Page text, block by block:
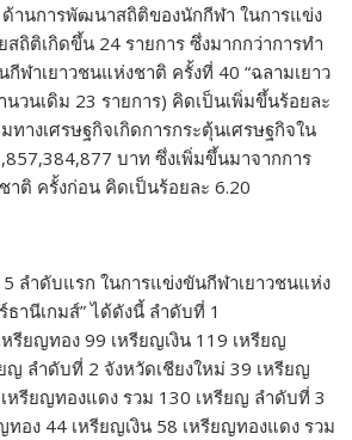
านการพัฒนาสถิติของนักกีฬา ในการแข่ง
ถิติเกิดขึ้น 24 รายการ ซึ่งมากกว่าการทํา
ฬาเยาวชนแห่งชาติ ครั้งที่ 40 “ฉลามเยาว
นวนเดิม 23 รายการ) คิดเป็นเพิ่มขึ้นร้อยละ
ทางเศรษฐกิจเกิดการกระตุ้นเศรษฐกิจใน
บาท ซึ่งเพิ่มขึ้นมาจากการ
ติ ครั้งก่อน คิดเป็นร้อยละ 6.20
ลำดับแรก ในการแข่งขันกีฬาเยาวชนแห่ง
านีเกมส์” ได้ดังนี้ ลำดับที่ 1
รียญทอง 99 เหรียญเงิน 119 เหรียญ
ญ ลำดับที่ 2 จังหวัดเชียงใหม่ 39 เหรียญ
หรียญทองแดง รวม 130 เหรียญ ลำดับที่ 3
อง 44 เหรียญเงิน 58 เหรียญทองแดง รวม